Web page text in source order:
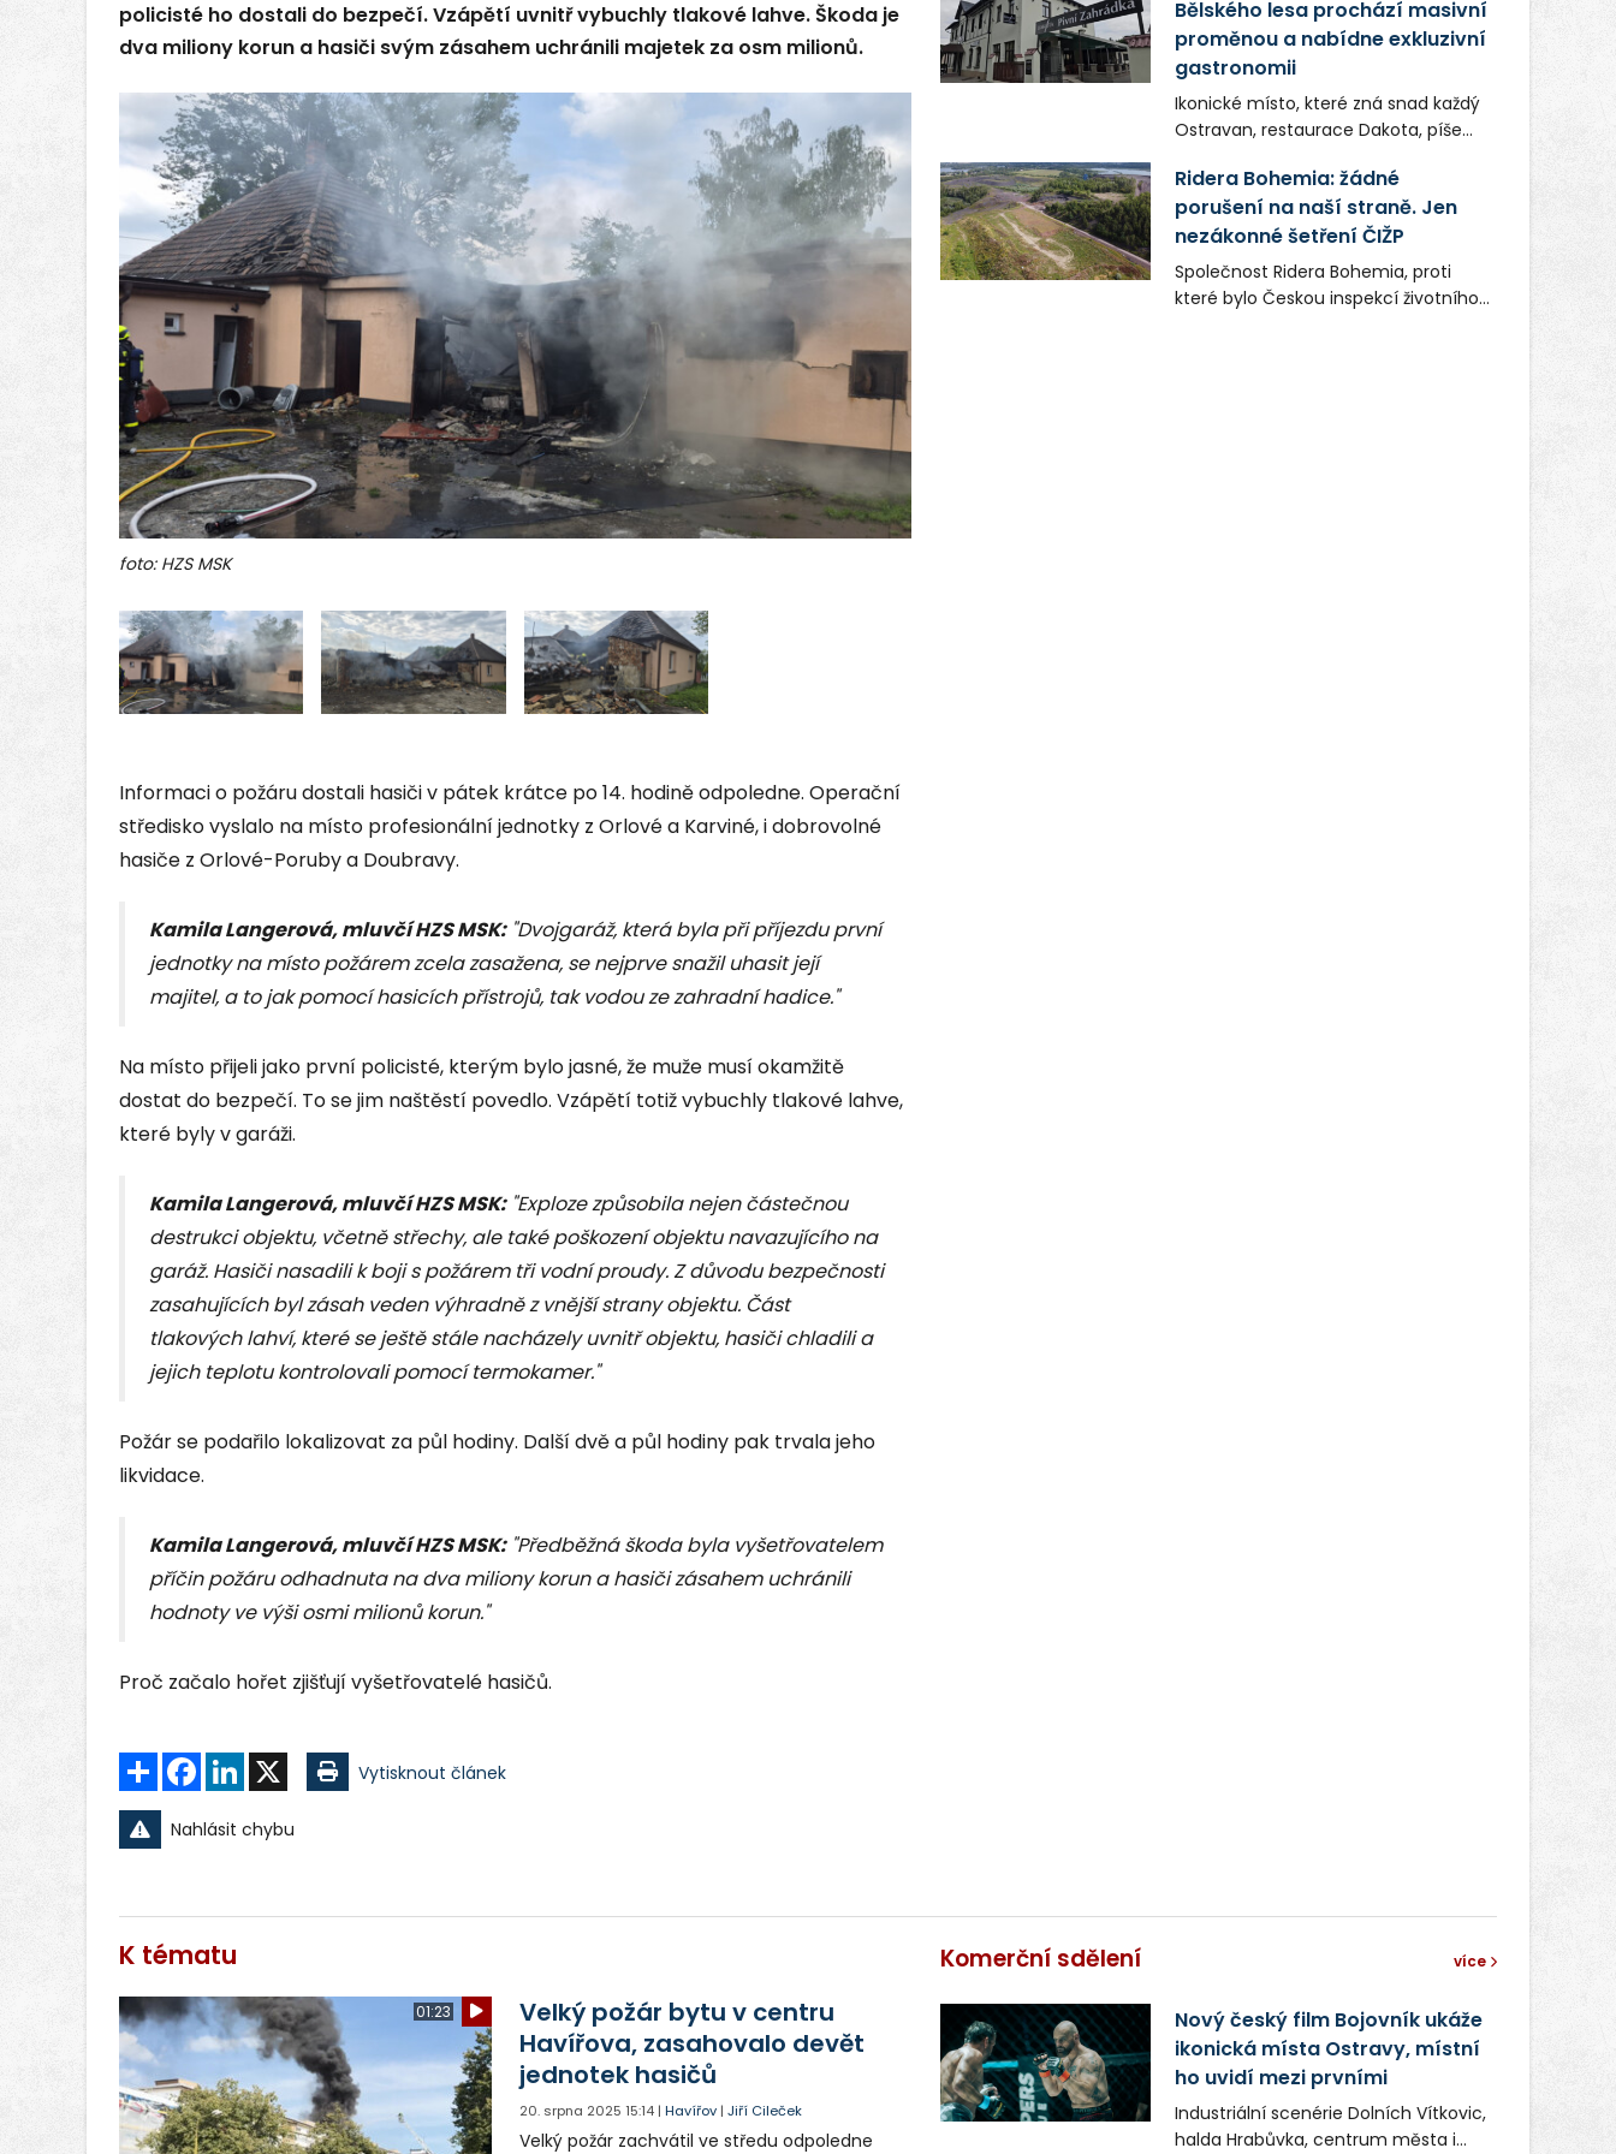
policisté ho dostali do bezpečí. Vzápětí uvnitř vybuchly tlakové lahve. Škoda je
dva miliony korun a hasiči svým zásahem uchránili majetek za osm milionů.
foto: HZS MSK
Informaci o požáru dostali hasiči v pátek krátce po 14. hodině odpoledne. Operační
středisko vyslalo na místo profesionální jednotky z Orlové a Karviné, i dobrovolné
hasiče z Orlové-Poruby a Doubravy.
Kamila Langerová, mluvčí HZS MSK:"Dvojgaráž, která byla při příjezdu první
jednotky na místo požárem zcela zasažena, se nejprve snažil uhasit její
majitel, a to jak pomocí hasicích přístrojů, tak vodou ze zahradní hadice."
Na místo přijeli jako první policisté, kterým bylo jasné, že muže musí okamžitě
dostat do bezpečí. To se jim naštěstí povedlo. Vzápětí totiž vybuchly tlakové lahve,
které byly v garáži.
Kamila Langerová, mluvčí HZS MSK:"Exploze způsobila nejen částečnou
destrukci objektu, včetně střechy, ale také poškození objektu navazujícího na
garáž. Hasiči nasadili k boji s požárem tři vodní proudy. Z důvodu bezpečnosti
zasahujících byl zásah veden výhradně z vnější strany objektu. Část
tlakových lahví, které se ještě stále nacházely uvnitř objektu, hasiči chladili a
jejich teplotu kontrolovali pomocí termokamer."
Požár se podařilo lokalizovat za půl hodiny. Další dvě a půl hodiny pak trvala jeho
likvidace.
Kamila Langerová, mluvčí HZS MSK:"Předběžná škoda byla vyšetřovatelem
příčin požáru odhadnuta na dva miliony korun a hasiči zásahem uchránili
hodnoty ve výši osmi milionů korun."
Proč začalo hořet zjišťují vyšetřovatelé hasičů.
Sdílet FacebookLinkedIn Vytisknout článek
Nahlásit chybu
Bělského lesa prochází masivní
proměnou a nabídne exkluzivní
gastronomii
Ikonické místo, které zná snad každý
Ostravan, restaurace Dakota, píše
společnost Dang Investment Group
s.r.o. investuje do projektu přes 50
milionů korun. Cílem je přinést
Ostravě dva špičkové gastronomické
koncepty, které v regionu dosud
chyběly, luxusní středomořskou
Ridera Bohemia: žádné
porušení na naší straně. Jen
nezákonné šetření ČIŽP
Společnost Ridera Bohemia, proti
které bylo Českou inspekcí životního
K tématu
01:23
Velký požár bytu v centru
Havířova, zasahovalo devět
jednotek hasičů
20. srpna 2025 15:14 |Havířov |Jiří Cileček
Velký požár zachvátil ve středu odpoledne
Komerční sdělení více
Nový český film Bojovník ukáže
ikonická místa Ostravy, místní
ho uvidí mezi prvními
Industriální scenérie Dolních Vítkovic,
halda Hrabůvka, centrum města i